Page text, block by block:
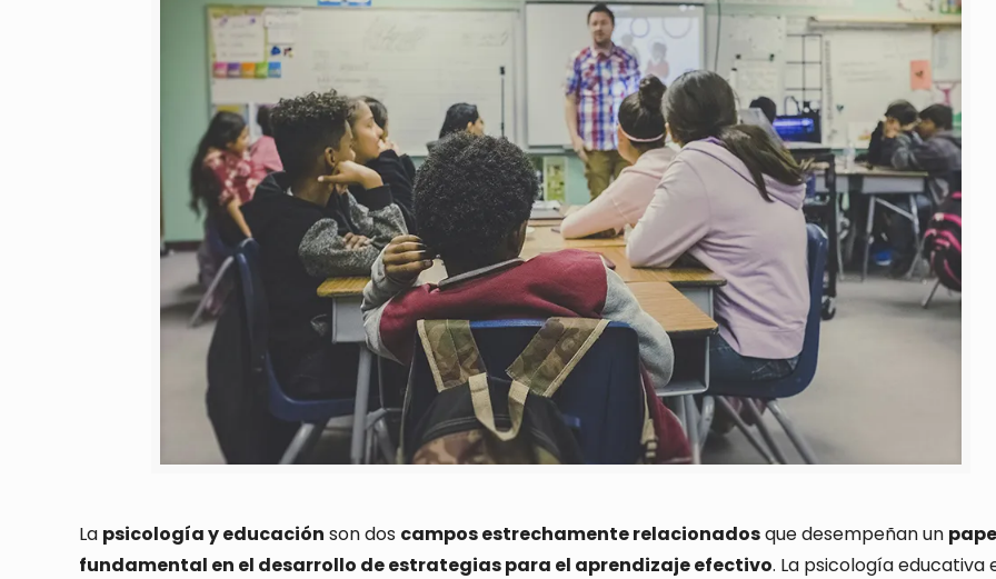
La psicología y educación son dos campos estrechamente relacionadosque desempeñan un
fundamental en el desarrollo de estrategias para el aprendizaje efectivo. La psicología educativa